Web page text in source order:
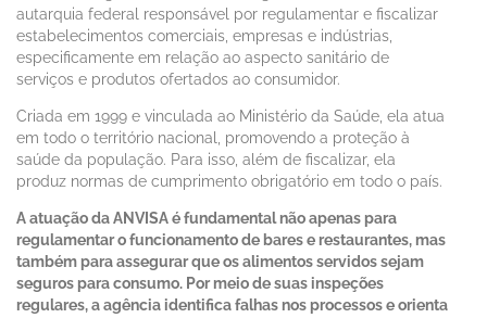
autarquia federal responsável por regulamentar e fiscalizar
estabelecimentos comerciais, empresas e indústrias,
especificamente em relação ao aspecto sanitário de
serviços e produtos ofertados ao consumidor.
Criada em 1999 e vinculada ao Ministério da Saúde, ela atua
em todo o território nacional, promovendo a proteção à
saúde da população. Para isso, além de fiscalizar, ela
produz normas de cumprimento obrigatório em todo o país.
A atuação da ANVISA é fundamental não apenas para
regulamentar o funcionamento de bares e restaurantes, mas
também para assegurar que os alimentos servidos sejam
seguros para consumo. Por meio de suas inspeções
regulares, a agência identifica falhas nos processos e orienta